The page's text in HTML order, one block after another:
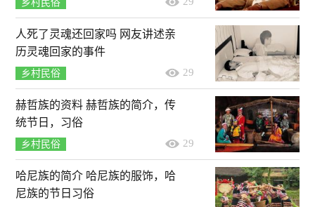
乡村民俗
人死了灵魂还回家吗 网友讲述亲
历灵魂回家的事件
乡村民俗 29
赫哲族的资料 赫哲族的简介，传
统节日，习俗
乡村民俗 29
哈尼族的简介 哈尼族的服饰，哈
尼族的节日习俗